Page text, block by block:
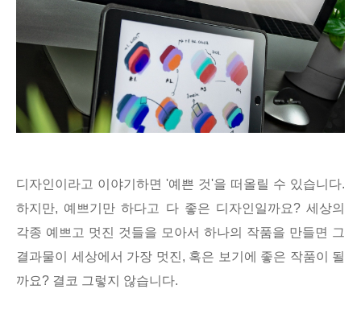
디자인이라고 이야기하면 '예쁜 것'을 떠올릴 수 있습니다.
하지만, 예쁘기만 하다고 다 좋은 디자인일까요? 세상의
각종 예쁘고 멋진 것들을 모아서 하나의 작품을 만들면 그
결과물이 세상에서 가장 멋진, 혹은 보기에 좋은 작품이 될
까요? 결코 그렇지 않습니다.